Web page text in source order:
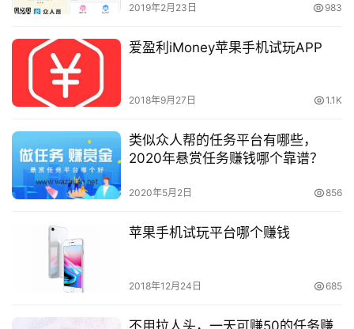
2019年2月23日 983
爱盈利iMoney苹果手机试玩APP
2018年9月27日 1.1K
类似众人帮的任务平台有哪些，
2020年悬赏任务赚钱哪个靠谱？
2020年5月2日 856
苹果手机试玩平台哪个赚钱
2018年12月24日 685
不用拉人头，一天可赚50的任务赚